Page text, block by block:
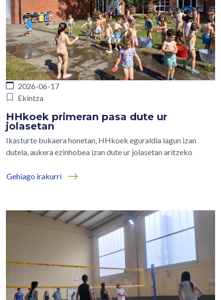
2026-06-17
Ekintza
HHkoek primeran pasa dute ur
jolasetan
Ikasturte bukaera honetan, HHkoek eguraldia lagun izan
dutela, aukera ezinhobea izan dute ur jolasetan aritzeko
Gehiago irakurri